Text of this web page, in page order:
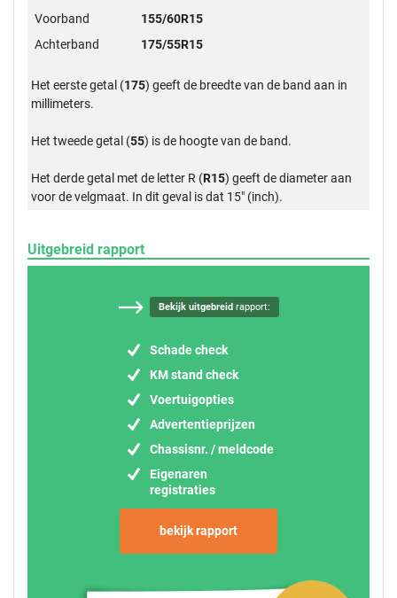
Voorband
155/60R15
Achterband
175/55R15
Het eerste getal (175) geeft de breedte van de band aan in
millimeters.
Het tweede getal (55) is de hoogte van de band.
Het derde getal met de letter R (R15) geeft de diameter aan
voor de velgmaat. In dit geval is dat 15" (inch).
Uitgebreid rapport
Bekijk uitgebreid rapport:
Schade check
KM stand check
Voertuigopties
Advertentieprijzen
Chassisnr. / meldcode
Eigenaren
registraties
bekijk rapport